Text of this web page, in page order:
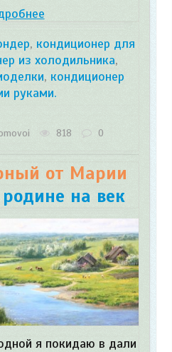
, кондиционер для
из холодильника,
, кондиционер
руками.
818 0
от Марии
на век
я покидаю в дали